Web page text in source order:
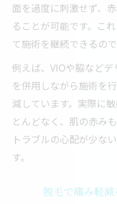
面を過度に刺激せず、
ることが可能です。こ
て施術を継続できるので
例えば、VIOや脇など
を併用しながら施術を
減しています。実際に
とんどなく、肌の赤み
トラブルの心配が少な
す。
脱毛で痛み軽